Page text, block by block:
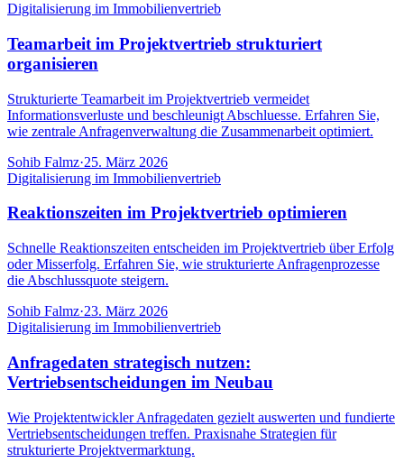
Digitalisierung im Immobilienvertrieb
Teamarbeit im Projektvertrieb strukturiert
organisieren
Strukturierte Teamarbeit im Projektvertrieb vermeidet
Informationsverluste und beschleunigt Abschluesse. Erfahren Sie,
wie zentrale Anfragenverwaltung die Zusammenarbeit optimiert.
Sohib Falmz·25. März 2026
Digitalisierung im Immobilienvertrieb
Reaktionszeiten im Projektvertrieb optimieren
Schnelle Reaktionszeiten entscheiden im Projektvertrieb über Erfolg
oder Misserfolg. Erfahren Sie, wie strukturierte Anfragenprozesse
die Abschlussquote steigern.
Sohib Falmz·23. März 2026
Digitalisierung im Immobilienvertrieb
Anfragedaten strategisch nutzen:
Vertriebsentscheidungen im Neubau
Wie Projektentwickler Anfragedaten gezielt auswerten und fundierte
Vertriebsentscheidungen treffen. Praxisnahe Strategien für
strukturierte Projektvermarktung.